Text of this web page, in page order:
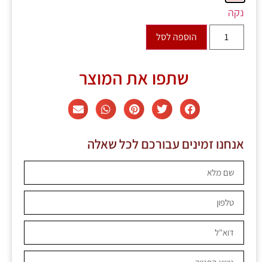
נקה
הוספה לסל
שתפו את המוצר
אנחנו זמינים עבורכם לכל שאלה